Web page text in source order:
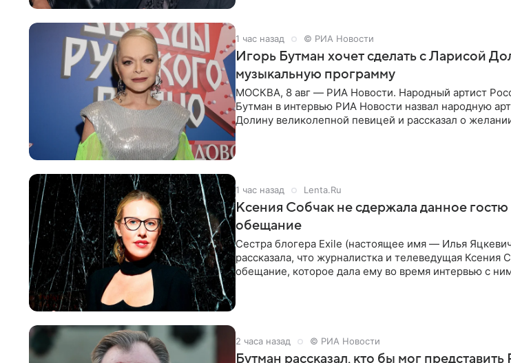
1 час назад © РИА Новости
Игорь Бутман хочет сделать с Ларисой
музыкальную программу
МОСКВА, 8 авг — РИА Новости. Народный артист
Бутман в интервью РИА Новости назвал народную
Долину великолепной певицей и рассказал о
1 час назад Lenta.Ru
Ксения Собчак не сдержала данное
обещание
Сестра блогера Exile (настоящее имя — Илья
рассказала, что журналистка и телеведущая Ксения
обещание, которое дала ему во время интервью с
2 часа назад © РИА Новости
Бутман рассказал, кто бы мог